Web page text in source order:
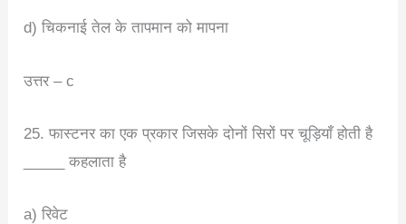
d) चिकनाई तेल के तापमान को मापना
उत्तर – c
25. फास्टनर का एक प्रकार जिसके दोनों सिरों पर चूड़ियाँ होती है
_____ कहलाता है
a) रिवेट